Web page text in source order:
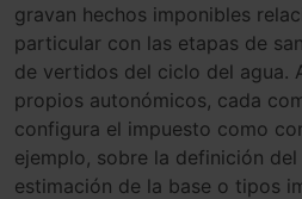
gravan hechos imponibles
particular con las etapas de
de vertidos del ciclo del agua.
propios autonómicos, cada
configura el impuesto como
ejemplo, sobre la definición
estimación de la base o tipos